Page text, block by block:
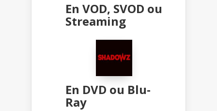
En VOD, SVOD ou
Streaming
En DVD ou Blu-
Ray